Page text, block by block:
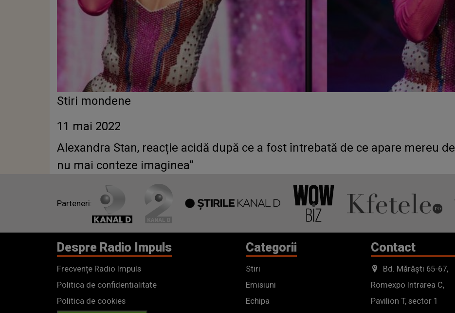
Stiri mondene
11 mai 2022
Alexandra Stan, reacție acidă după ce a fost întrebată de ce apare mereu
nu mai conteze imaginea”
Parteneri:
Despre Radio Impuls
Frecvențe Radio Impuls
Politica de confidentialitate
Politica de cookies
Categorii
Stiri
Emisiuni
Echipa
Contact
Bd. Mărăști 65-67,
Romexpo Intrarea C,
Pavilion T, sector 1